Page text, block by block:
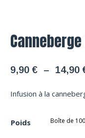
9,90€ – 14,90
Infusion à la
Poids